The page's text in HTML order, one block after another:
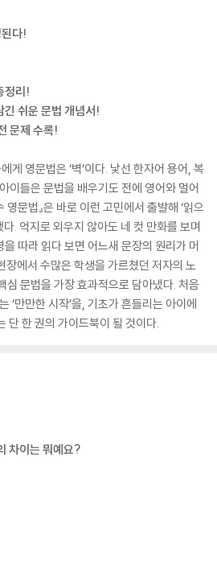
다!
정리!
쉬운 문법 개념서!
문제 수록!
게 영문법은 ‘벽’이다. 낯선 한자어 용어, 복
이들은 문법을 배우기도 전에 영어와 멀어
영문법』은 바로 이런 고민에서 출발해 ‘읽으
. 억지로 외우지 않아도 네 컷 만화를 보며
따라 읽다 보면 어느새 문장의 원리가 머
장에서 수많은 학생을 가르쳤던 저자의 노
심 문법을 가장 효과적으로 담아냈다. 처음
‘만만한 시작’을, 기초가 흔들리는 아이에
단 한 권의 가이드북이 될 것이다.
차이는 뭐예요?